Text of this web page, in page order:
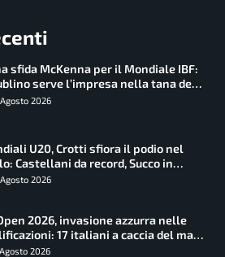
sfida McKenna per il Mondiale IBF:
serve l’impresa nella tana del
2026
U20, Crotti sfiora il podio nel
Castellani da record, Succo in
2026
2026, invasione azzurra nelle
17 italiani a caccia del main
2026